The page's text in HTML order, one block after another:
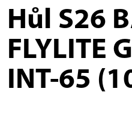
Hůl S26
FLYLITE
INT-65